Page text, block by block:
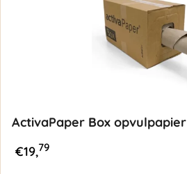
ActivaPaper Box opvulpapier
€19,79